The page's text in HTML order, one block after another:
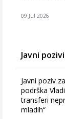
09 Jul 2026
Javni pozivi
Javni poziv
podrška
transferi
mladih“